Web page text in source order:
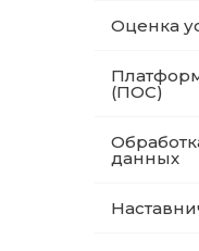
Оценка
(ПОС)
данных